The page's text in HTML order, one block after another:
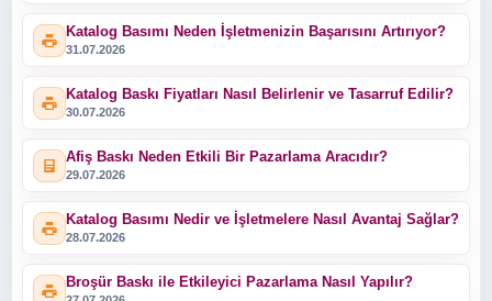
Katalog Basımı Neden İşletmenizin Başarısını Artırıyor?
31.07.2026
Katalog Baskı Fiyatları Nasıl Belirlenir ve Tasarruf Edilir?
30.07.2026
Afiş Baskı Neden Etkili Bir Pazarlama Aracıdır?
29.07.2026
Katalog Basımı Nedir ve İşletmelere Nasıl Avantaj Sağlar?
28.07.2026
Broşür Baskı ile Etkileyici Pazarlama Nasıl Yapılır?